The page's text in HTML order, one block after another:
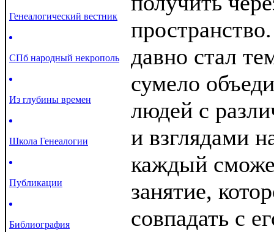
Генеалогический вестник
СПб народный некрополь
Из глубины времен
Школа Генеалогии
Публикации
Библиография
давно стал
сумело
людей с
и взглядами
каждый
занятие,
совпадать с